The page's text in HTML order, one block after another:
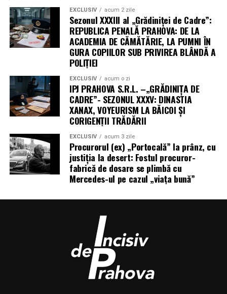
EXCLUSIV acum 2 zile
Sezonul XXXIII al „Grădiniței de Cadre”:
REPUBLICA PENALĂ PRAHOVA: DE LA
ACADEMIA DE CĂMĂTĂRIE, LA PUMNI ÎN
GURA COPIILOR SUB PRIVIREA BLÂNDĂ A
POLIȚIEI
EXCLUSIV acum o zi
IPJ PRAHOVA S.R.L. –„GRĂDINIȚA DE
CADRE”- SEZONUL XXXV: DINASTIA
XANAX, VOYEURISM LA BĂICOI ȘI
CORIGENȚII TRĂDĂRII
EXCLUSIV acum 3 zile
Procurorul (ex) „Portocală” la prânz, cu
justiția la desert: Fostul procuror-
fabrică de dosare se plimbă cu
Mercedes-ul pe cazul „viața bună”